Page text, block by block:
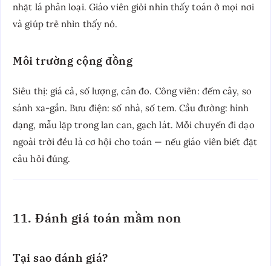
nhặt lá phân loại. Giáo viên giỏi nhìn thấy toán ở mọi nơi
và giúp trẻ nhìn thấy nó.
Môi trường cộng đồng
Siêu thị: giá cả, số lượng, cân đo. Công viên: đếm cây, so
sánh xa-gần. Bưu điện: số nhà, số tem. Cầu đường: hình
dạng, mẫu lặp trong lan can, gạch lát. Mỗi chuyến đi dạo
ngoài trời đều là cơ hội cho toán — nếu giáo viên biết đặt
câu hỏi đúng.
11. Đánh giá toán mầm non
Tại sao đánh giá?